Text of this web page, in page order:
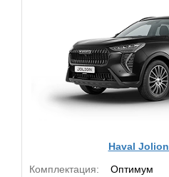
Haval
Комплектация:
Оптимум